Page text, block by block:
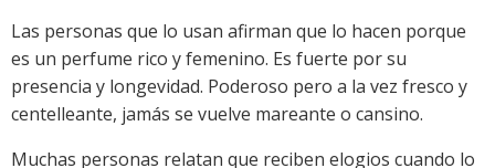
Las personas que lo usan afirman que lo hacen porque
es un perfume rico y femenino. Es fuerte por su
presencia y longevidad. Poderoso pero a la vez fresco y
centelleante, jamás se vuelve mareante o cansino.
Muchas personas relatan que reciben elogios cuando lo